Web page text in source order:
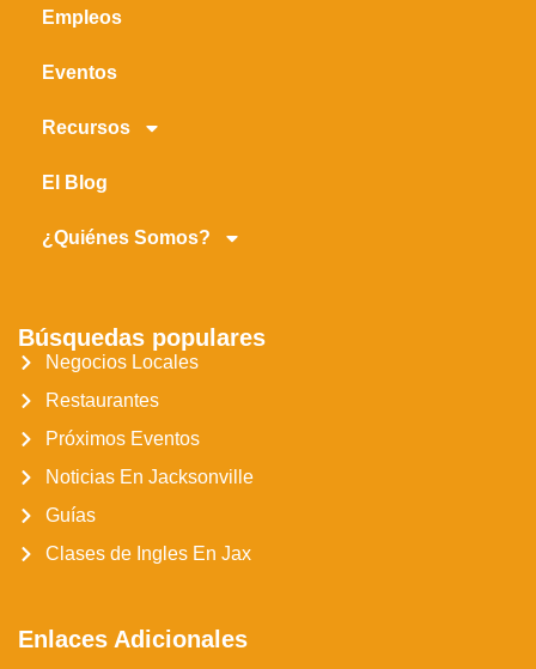
Empleos
Eventos
Recursos
El Blog
¿Quiénes Somos?
Búsquedas populares
Negocios Locales
Restaurantes
Próximos Eventos
Noticias En Jacksonville
Guías
Clases de Ingles En Jax
Enlaces Adicionales